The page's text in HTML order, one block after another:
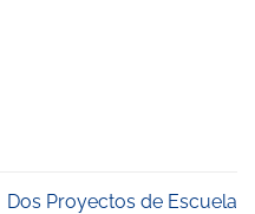
Dos Proyectos de Escuela